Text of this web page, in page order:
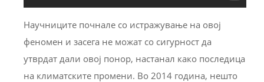
Научниците почнале со истражување на овој
феномен и засега не можат со сигурност да
утврдат дали овој понор, настанал како последица
на климатските промени. Во 2014 година, нешто